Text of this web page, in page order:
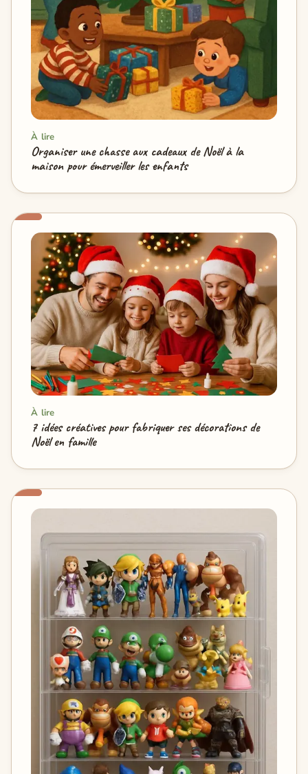
À lire
Organiser une chasse aux cadeaux de Noël à la
maison pour émerveiller les enfants
À lire
7 idées créatives pour fabriquer ses décorations de
Noël en famille